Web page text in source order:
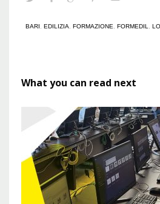
BARI
EDILIZIA FORMAZIONE FORMEDIL
What you can read next